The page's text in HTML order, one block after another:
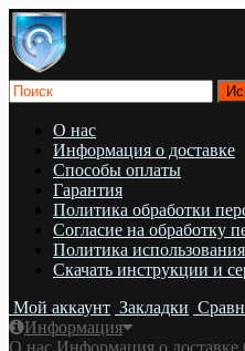
О нас
Информация о доставке
Cпособы оплаты
Гарантия
Политика обработки
Согласие на обработку
Политика
Скачать инструкции и
Мой аккаунт Закладки
Информация
О нас Информация о доставке